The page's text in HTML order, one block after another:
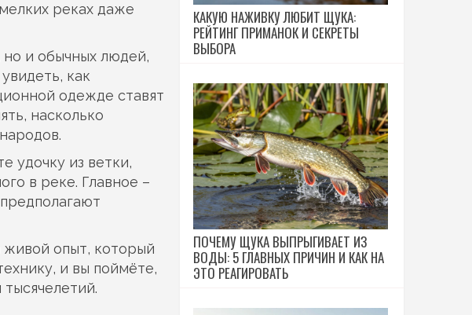
реках даже
и обычных людей,
как
одежде ставят
насколько
удочку из ветки,
в реке. Главное –
живой опыт, который
и вы поймёте,
КАКУЮ НАЖИВКУ ЛЮБИТ ЩУКА:
РЕЙТИНГ ПРИМАНОК И СЕКРЕТЫ
ВЫБОРА
ПОЧЕМУ ЩУКА ВЫПРЫГИВАЕТ ИЗ
ВОДЫ: 5 ГЛАВНЫХ ПРИЧИН И КАК НА
ЭТО РЕАГИРОВАТЬ